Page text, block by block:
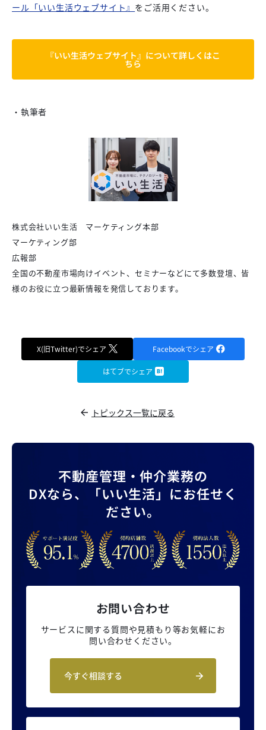
ール「いい生活ウェブサイト』 をご活用ください。
『いい生活ウェブサイト』について詳しくはこ
ちら
・執筆者
株式会社いい生活 マーケティング本部
マーケティング部
広報部
全国の不動産市場向けイベント、セミナーなどにて多数登壇、皆
様のお役に立つ最新情報を発信しております。
X(旧Twitter)でシェア Facebookでシェア
はてブでシェア
トピックス一覧に戻る
不動産管理・仲介業務の
DXなら、
「いい生活」にお任せく
ださい。
お問い合わせ
サービスに関する質問や見積もり等お気軽にお
問い合わせください。
今すぐ相談する